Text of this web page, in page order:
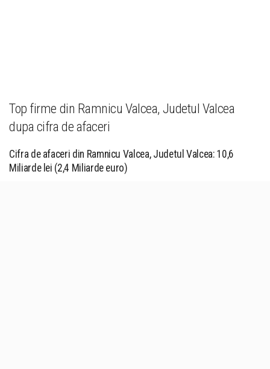
Top firme din Ramnicu Valcea, Judetul Valcea
dupa cifra de afaceri
Cifra de afaceri din Ramnicu Valcea, Judetul Valcea: 10,6
Miliarde lei (2,4 Miliarde euro)